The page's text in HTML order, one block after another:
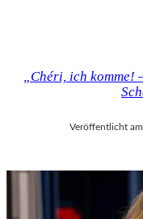
„Chéri, ich
Veröffentlicht